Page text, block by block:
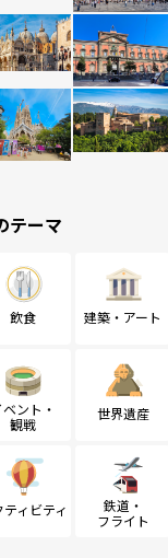
テーマ
飲食 建築・アート
ベント・
観戦
世界遺産
ティビティ
鉄道・
フライト